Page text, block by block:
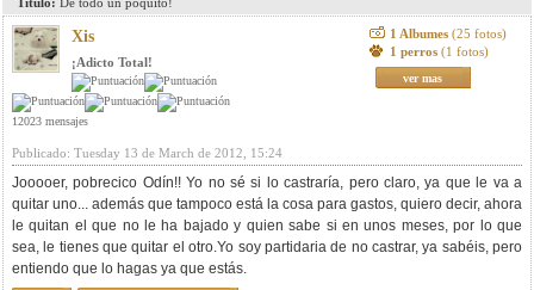
Xis
¡Adicto Total!
12023 mensajes
1 Albumes (25 fotos)
1 perros (1 fotos)
ver mas
Publicado: Tuesday 13 de March de 2012, 15:24
Jooooer, pobrecico Odín!! Yo no sé si lo castraría, pero claro, ya que le va a
quitar uno... además que tampoco está la cosa para gastos, quiero decir, ahora
le quitan el que no le ha bajado y quien sabe si en unos meses, por lo que
sea, le tienes que quitar el otro.Yo soy partidaria de no castrar, ya sabéis, pero
entiendo que lo hagas ya que estás.